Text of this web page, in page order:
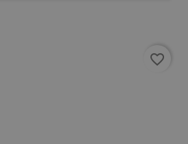
favorite_border